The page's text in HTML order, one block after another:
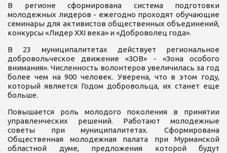
В регионе сформирована система подготовки
молодежных лидеров - ежегодно проходят обучающие
семинары для активистов общественных объединений,
конкурсы «Лидер XXI века» и «Доброволец года».
В 23 муниципалитетах действует региональное
добровольческое движение «ЗОВ» - «Зона особого
внимания». Численность волонтеров увеличилась за год
более чем на 900 человек. Уверена, что в этом году,
который является Годом добровольца, их станет еще
больше.
Повышается роль молодого поколения в принятии
управленческих решений. Работают молодежные
советы при муниципалитетах. Сформирована
Общественная молодежная палата при Мурманской
областной думе, предложения которой будут